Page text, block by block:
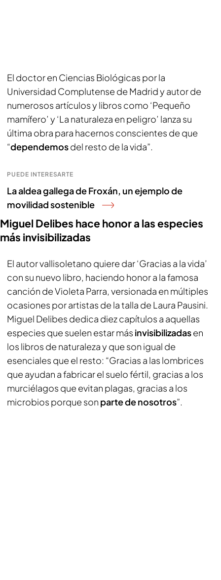
El doctor en Ciencias Biológicas por la
Universidad Complutense de Madrid y autor de
numerosos artículos y libros como ‘Pequeño
mamífero’ y ‘La naturaleza en peligro’ lanza su
última obra para hacernos conscientes de que
“dependemosdel resto de la vida”.
PUEDE INTERESARTE
La aldea gallega de Froxán, un ejemplo de
movilidad sostenible
Miguel Delibes hace honor a las especies
más invisibilizadas
El autor vallisoletano quiere dar ‘Gracias a la vida’
con su nuevo libro, haciendo honor a la famosa
canción de Violeta Parra, versionada en múltiples
ocasiones por artistas de la talla de Laura Pausini.
Miguel Delibes dedica diez capítulos a aquellas
especies que suelen estar más invisibilizadasen
los libros de naturaleza y que son igual de
esenciales que el resto: “Gracias a las lombrices
que ayudan a fabricar el suelo fértil, gracias a los
murciélagos que evitan plagas, gracias a los
microbios porque son parte de nosotros”.